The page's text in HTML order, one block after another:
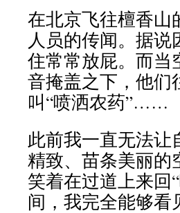
在北京飞往檀香山
人员的传闻。据
住常常放屁。而当
音掩盖之下，他
叫“喷洒农药”……
此前我一直无法
精致、苗条美丽的
笑着在过道上来
间，我完全能够